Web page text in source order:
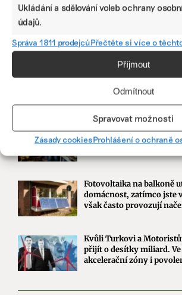
Ukládání a sdělování voleb ochrany
údajů.
Správa 1811 prodejcůPřečtěte si více o
Příjmout
Odmítnout
Spravovat možnosti
Zásady cookiesProhlášení o ochraně
Martin Abel
Turkem rozjíždí fond s
developera Sekyry
Přihlásit odběr
NEJZAJÍMAVĚJŠÍ
Ruce nás pálily a otékaly
popisuje brněnská
Fotovoltaika na balkoně
domácnost, zatímco jste
však často provozují
Kvůli Turkovi a
přijít o desítky miliard.
akcelerační zóny i